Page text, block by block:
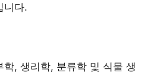
니다.
학, 생리학, 분류학 및 식물 생